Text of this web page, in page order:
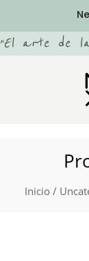
“El arte de
Inicio /